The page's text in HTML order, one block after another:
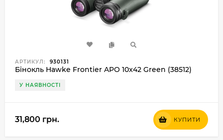
АРТИКУЛ: 930131
Бінокль Hawke Frontier APO 10x42 Green (38512)
У НАЯВНОСТІ
31,800 грн. КУПИТИ